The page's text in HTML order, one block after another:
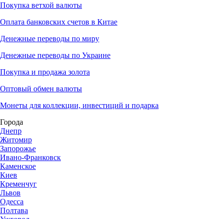
Покупка ветхой валюты
Оплата банковских счетов в Китае
Денежные переводы по миру
Денежные переводы по Украине
Покупка и продажа золота
Оптовый обмен валюты
Монеты для коллекции, инвестиций и подарка
Города
Днепр
Житомир
Запорожье
Ивано-Франковск
Каменское
Киев
Кременчуг
Львов
Одесса
Полтава